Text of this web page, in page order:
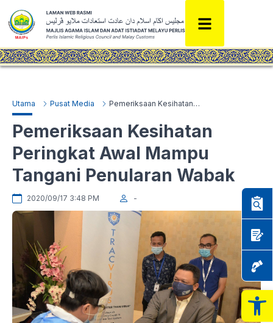
Utama Pusat Media Pemeriksaan Kesihatan Peringkat Awal Mampu Tangani Penularan Wabak
Pemeriksaan Kesihatan
Peringkat Awal Mampu
Tangani Penularan Wabak
2020/09/17 3:48 PM -